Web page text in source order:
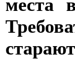
места